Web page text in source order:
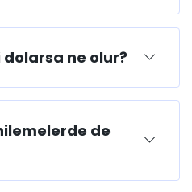
ne olur?
de